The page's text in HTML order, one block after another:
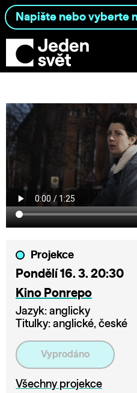
Projekce
Pondělí 16. 3. 20:30
Kino Ponrepo
Jazyk: anglicky
Titulky: anglické, české
Vyprodáno
Všechny projekce